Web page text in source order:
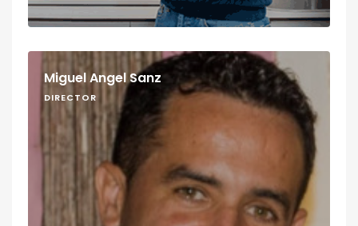
Miguel Angel Sanz
DIRECTOR